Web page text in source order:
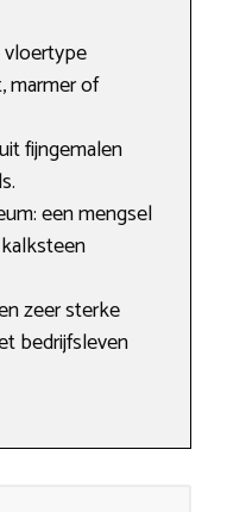
marmer of
fijngemalen
een mengsel
zeer sterke
bedrijfsleven